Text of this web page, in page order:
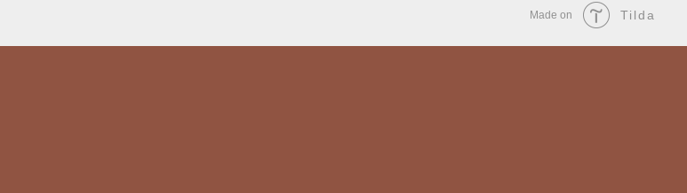
Made on Tilda